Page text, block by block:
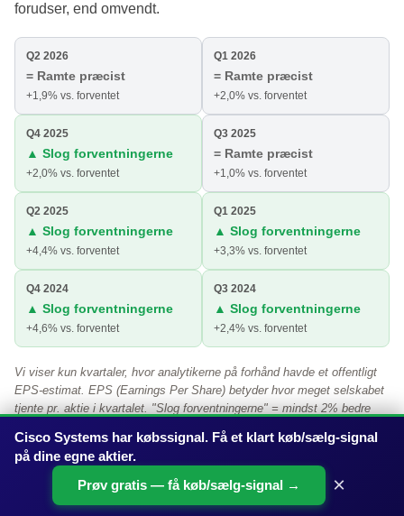
forudser, end omvendt.
Q2 2026
= Ramte præcist
+1,9% vs. forventet
Q1 2026
= Ramte præcist
+2,0% vs. forventet
Q4 2025
▲ Slog forventningerne
+2,0% vs. forventet
Q3 2025
= Ramte præcist
+1,0% vs. forventet
Q2 2025
▲ Slog forventningerne
+4,4% vs. forventet
Q1 2025
▲ Slog forventningerne
+3,3% vs. forventet
Q4 2024
▲ Slog forventningerne
+4,6% vs. forventet
Q3 2024
▲ Slog forventningerne
+2,4% vs. forventet
Vi viser kun kvartaler, hvor analytikerne på forhånd havde et offentligt
EPS-estimat. EPS (Earnings Per Share) betyder hvor meget selskabet
tjente pr. aktie i kvartalet. "Slog forventningerne" = mindst 2% bedre
er meget lille, vises store procent-afvigelser som "langt over/under
forventet" frem for et misvisende tal.
↑ Tilbage til navigation
Cisco Systems har købssignal. Få et klart køb/sælg-signal
på dine egne aktier.
Prøv gratis — få køb/sælg-signal →
×